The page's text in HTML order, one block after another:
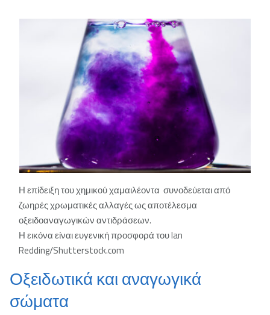
Η επίδειξη του χημικού χαμαιλέοντα συνοδεύεται από
ζωηρές χρωματικές αλλαγές ως αποτέλεσμα
οξειδοαναγωγικών αντιδράσεων.
Η εικόνα είναι ευγενική προσφορά του Ian
Redding/Shutterstock.com
Οξειδωτικά και αναγωγικά
σώματα